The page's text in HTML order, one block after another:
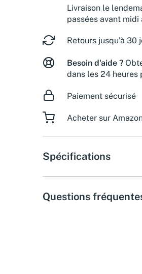
Livraison le
passées avant midi
Retours jusqu'à 30
Besoin d'aide ?
dans les 24 heures
Paiement sécurisé
Acheter sur
Spécifications
Questions